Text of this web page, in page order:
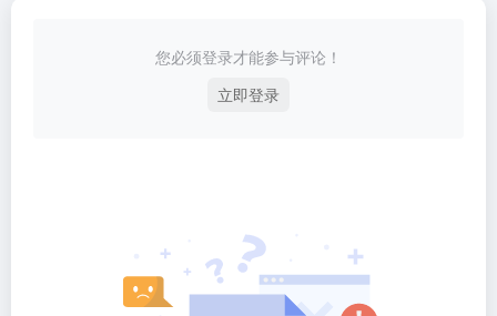
您必须登录才能参与评论！
立即登录